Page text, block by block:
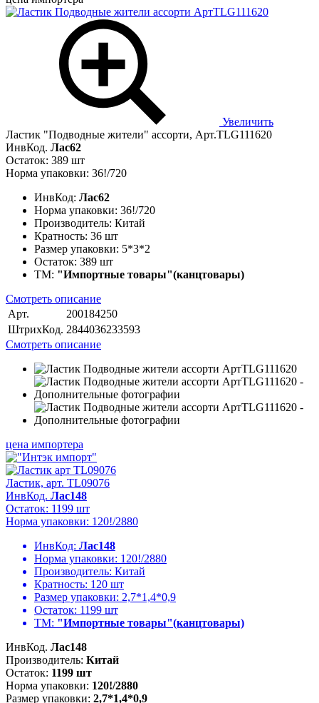
Увеличить
Ластик "Подводные жители" ассорти, Арт.TLG111620
ИнвКод. Лас62
Остаток: 389 шт
Норма упаковки: 36!/720
ИнвКод: Лас62
Норма упаковки: 36!/720
Производитель: Китай
Кратность: 36 шт
Размер упаковки: 5*3*2
Остаток: 389 шт
ТМ: "Импортные товары"(канцтовары)
Смотреть описание
Арт.
200184250
ШтрихКод. 2844036233593
Смотреть описание
цена импортера
Ластик, арт. TL09076
ИнвКод. Лас148
Остаток: 1199 шт
Норма упаковки: 120!/2880
ИнвКод: Лас148
Норма упаковки: 120!/2880
Производитель: Китай
Кратность: 120 шт
Размер упаковки: 2,7*1,4*0,9
Остаток: 1199 шт
ТМ: "Импортные товары"(канцтовары)
ИнвКод. Лас148
Производитель: Китай
Остаток: 1199 шт
Норма упаковки: 120!/2880
Размер упаковки: 2,7*1,4*0,9